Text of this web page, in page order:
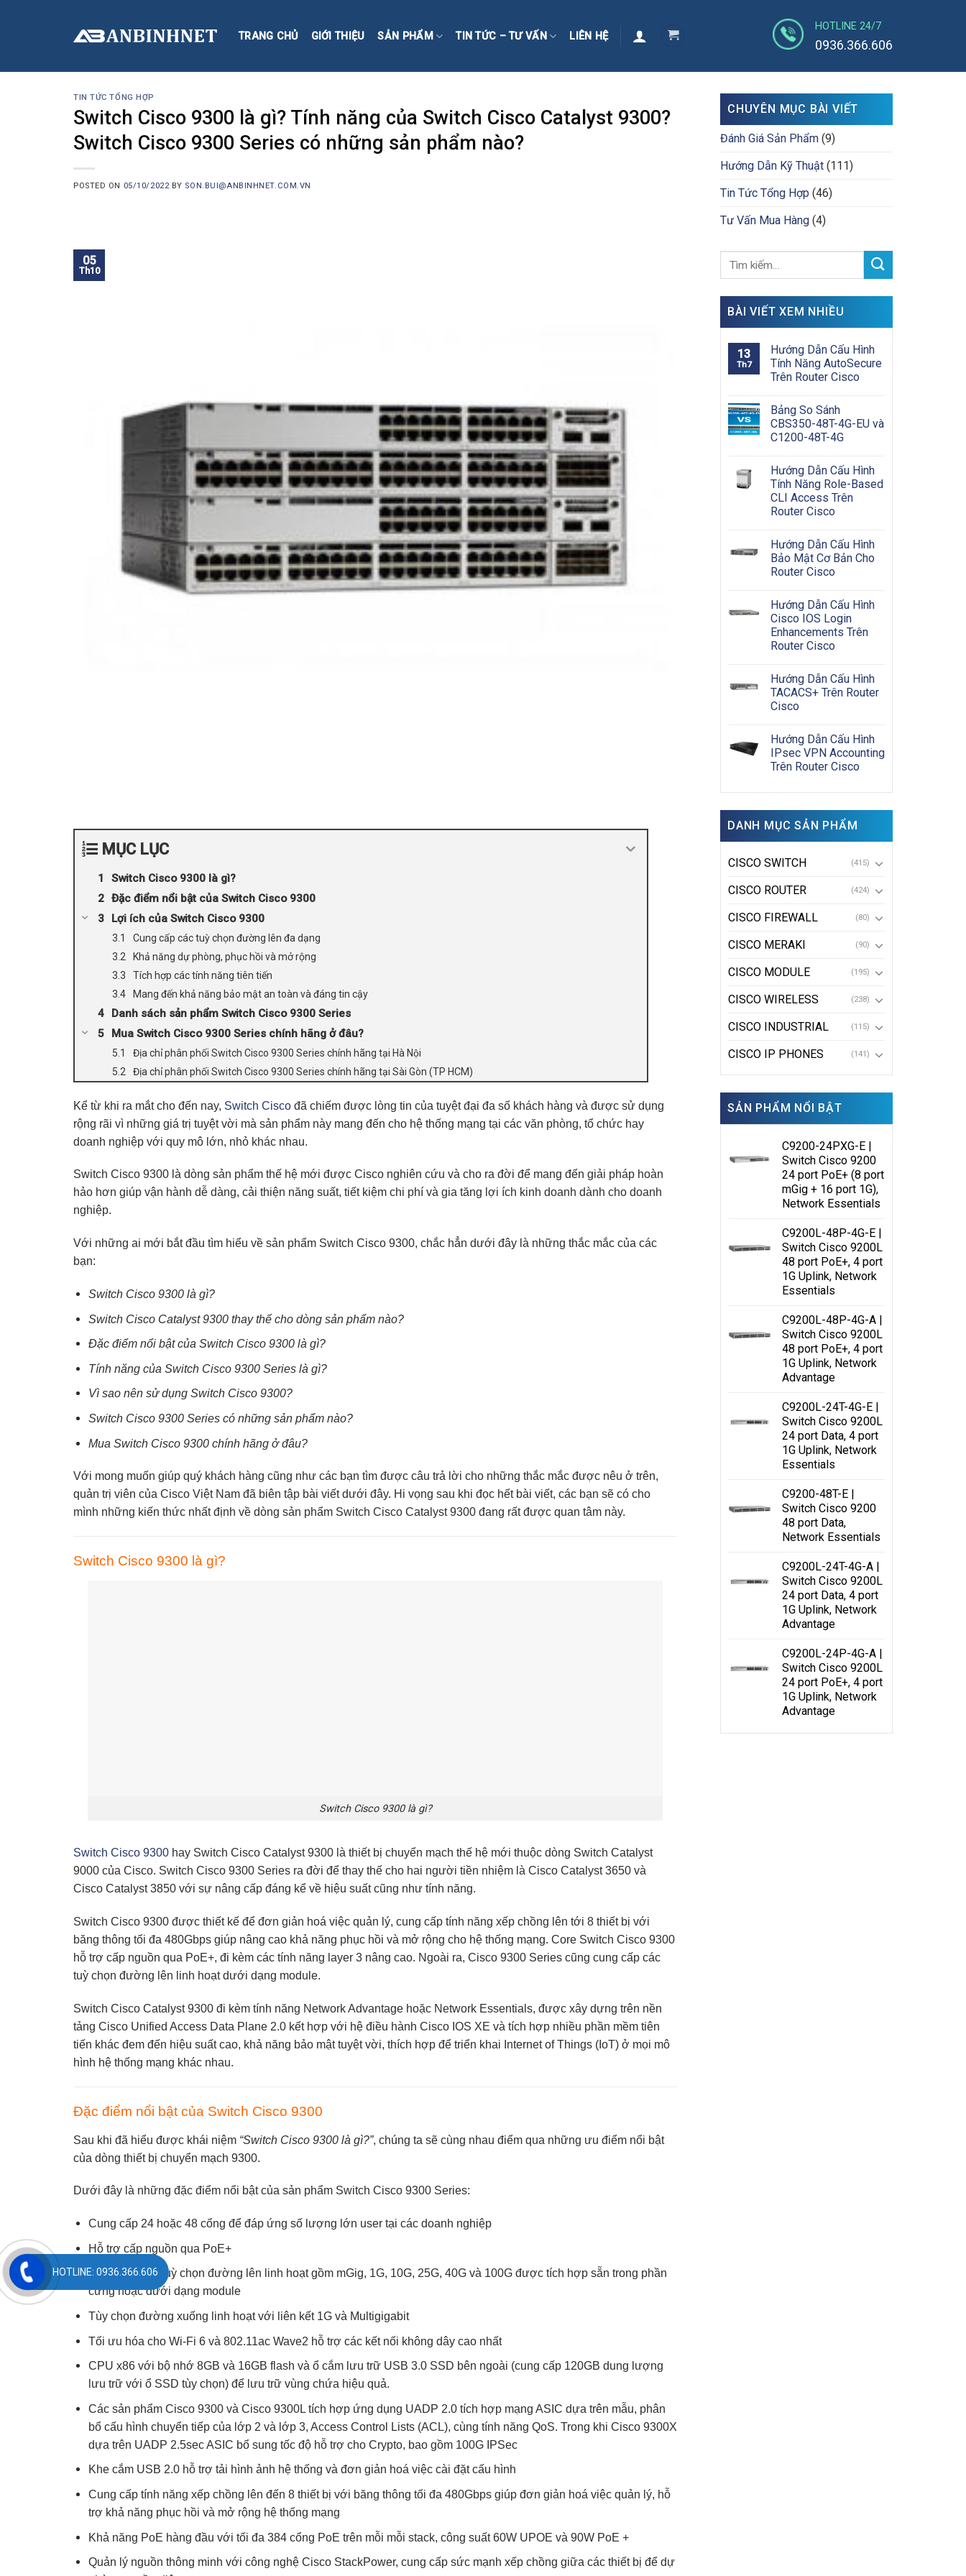
TRANG CHỦ GIỚI THIỆU SẢN PHẨM TIN TỨC – TƯ VẤN LIÊN HỆ
HOTLINE 24/7
0936.366.606
TIN TỨC TỔNG HỢP
Switch Cisco 9300 là gì? Tính năng của Switch Cisco Catalyst 9300?
Switch Cisco 9300 Series có những sản phẩm nào?
POSTED ON 05/10/2022 BY SON.BUI@ANBINHNET.COM.VN
05
Th10
MỤC LỤC
Switch Cisco 9300 là gì?
Đặc điểm nổi bật của Switch Cisco 9300
Lợi ích của Switch Cisco 9300
Cung cấp các tuỳ chọn đường lên đa dạng
Khả năng dự phòng, phục hồi và mở rộng
Tích hợp các tính năng tiên tiến
Mang đến khả năng bảo mật an toàn và đáng tin cậy
Danh sách sản phẩm Switch Cisco 9300 Series
Mua Switch Cisco 9300 Series chính hãng ở đâu?
Địa chỉ phân phối Switch Cisco 9300 Series chính hãng tại Hà Nội
Địa chỉ phân phối Switch Cisco 9300 Series chính hãng tại Sài Gòn (TP HCM)
Kể từ khi ra mắt cho đến nay, Switch Cisco đã chiếm được lòng tin của tuyệt đại đa số khách hàng và được sử dụng
rộng rãi vì những giá trị tuyệt vời mà sản phẩm này mang đến cho hệ thống mạng tại các văn phòng, tổ chức hay
doanh nghiệp với quy mô lớn, nhỏ khác nhau.
Switch Cisco 9300 là dòng sản phẩm thế hệ mới được Cisco nghiên cứu và cho ra đời để mang đến giải pháp hoàn
hảo hơn giúp vận hành dễ dàng, cải thiện năng suất, tiết kiệm chi phí và gia tăng lợi ích kinh doanh dành cho doanh
nghiệp.
Với những ai mới bắt đầu tìm hiểu về sản phẩm Switch Cisco 9300, chắc hẳn dưới đây là những thắc mắc của các
bạn:
Switch Cisco 9300 là gì?
Switch Cisco Catalyst 9300 thay thế cho dòng sản phẩm nào?
Đặc điểm nổi bật của Switch Cisco 9300 là gì?
Tính năng của Switch Cisco 9300 Series là gì?
Vì sao nên sử dụng Switch Cisco 9300?
Switch Cisco 9300 Series có những sản phẩm nào?
Mua Switch Cisco 9300 chính hãng ở đâu?
Với mong muốn giúp quý khách hàng cũng như các bạn tìm được câu trả lời cho những thắc mắc được nêu ở trên,
quản trị viên của Cisco Việt Nam đã biên tập bài viết dưới đây. Hi vọng sau khi đọc hết bài viết, các bạn sẽ có cho
mình những kiến thức nhất định về dòng sản phẩm Switch Cisco Catalyst 9300 đang rất được quan tâm này.
Switch Cisco 9300 là gì?
Switch Cisco Catalyst 9300 đi kèm tính năng Network Advantage hoặc Network Essentials, được xây dựng trên nền
tiến khác đem đến hiệu suất cao, khả năng bảo mật tuyệt vời, thích hợp để triển khai Internet of Things (IoT) ở mọi mô
hình hệ thống mạng khác nhau.
Đặc điểm nổi bật của Switch Cisco 9300
Sau khi đã hiểu được khái niệm “Switch Cisco 9300 là gì?”, chúng ta sẽ cùng nhau điểm qua những ưu điểm nổi bật
của dòng thiết bị chuyển mạch 9300.
Cung cấp 24 hoặc 48 cổng để đáp ứng số lượng lớn user tại các doanh nghiệp
Hỗ trợ cấp nguồn qua PoE+
Tùy chọn đường xuống linh hoạt với liên kết 1G và Multigigabit
Tối ưu hóa cho Wi-Fi 6 và 802.11ac Wave2 hỗ trợ các kết nối không dây cao nhất
lưu trữ với ổ SSD tùy chọn) để lưu trữ vùng chứa hiệu quả.
bổ cấu hình chuyển tiếp của lớp 2 và lớp 3, Access Control Lists (ACL), cùng tính năng QoS. Trong khi Cisco 9300X
dựa trên UADP 2.5sec ASIC bổ sung tốc độ hỗ trợ cho Crypto, bao gồm 100G IPSec
Khe cắm USB 2.0 hỗ trợ tải hình ảnh hệ thống và đơn giản hoá việc cài đặt cấu hình
Cung cấp tính năng xếp chồng lên đến 8 thiết bị với băng thông tối đa 480Gbps giúp đơn giản hoá việc quản lý, hỗ
trợ khả năng phục hồi và mở rộng hệ thống mạng
Khả năng PoE hàng đầu với tối đa 384 cổng PoE trên mỗi mỗi stack, công suất 60W UPOE và 90W PoE +
Quản lý nguồn thông minh với công nghệ Cisco StackPower, cung cấp sức mạnh xếp chồng giữa các thiết bị để dự
phòng nguồn điện
Dễ dàng chuyển đổi từ 10G sang 25G với quang học kép
NetFlowhỗ trợ khả năng quản lý mạng linh hoạt
IPv6
thông qua đồng bộ hóa thời gian và tính năng QoS được cải tiến.
Hỗ trợ NAT và PAT
CHUYÊN MỤC BÀI VIẾT
Đánh Giá Sản Phẩm (9)
Hướng Dẫn Kỹ Thuật (111)
Tin Tức Tổng Hợp (46)
Tư Vấn Mua Hàng (4)
BÀI VIẾT XEM NHIỀU
13
Th7
Hướng Dẫn Cấu Hình
Tính Năng AutoSecure
Trên Router Cisco
Bảng So Sánh
CBS350-48T-4G-EU và
C1200-48T-4G
Hướng Dẫn Cấu Hình
Tính Năng Role-Based
CLI Access Trên
Router Cisco
Hướng Dẫn Cấu Hình
Bảo Mật Cơ Bản Cho
Router Cisco
Hướng Dẫn Cấu Hình
Cisco IOS Login
Enhancements Trên
Router Cisco
Hướng Dẫn Cấu Hình
TACACS+ Trên Router
Cisco
Hướng Dẫn Cấu Hình
IPsec VPN Accounting
Trên Router Cisco
DANH MỤC SẢN PHẨM
CISCO SWITCH (415)
CISCO ROUTER (424)
CISCO FIREWALL (80)
CISCO MERAKI (90)
CISCO MODULE (195)
CISCO WIRELESS (238)
CISCO INDUSTRIAL (115)
CISCO IP PHONES (141)
SẢN PHẨM NỔI BẬT
C9200-24PXG-E |
Switch Cisco 9200
24 port PoE+ (8 port
mGig + 16 port 1G),
Network Essentials
C9200L-48P-4G-E |
Switch Cisco 9200L
48 port PoE+, 4 port
1G Uplink, Network
Essentials
C9200L-48P-4G-A |
Switch Cisco 9200L
48 port PoE+, 4 port
1G Uplink, Network
Advantage
C9200L-24T-4G-E |
Switch Cisco 9200L
24 port Data, 4 port
1G Uplink, Network
Essentials
C9200-48T-E |
Switch Cisco 9200
48 port Data,
Network Essentials
C9200L-24T-4G-A |
Switch Cisco 9200L
24 port Data, 4 port
1G Uplink, Network
Advantage
C9200L-24P-4G-A |
Switch Cisco 9200L
24 port PoE+, 4 port
1G Uplink, Network
Advantage
HOTLINE: 0936.366.606